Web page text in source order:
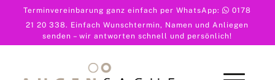
Terminvereinbarung ganz einfach per WhatsApp:
0178
21 20 338. Einfach Wunschtermin, Namen und Anliegen
senden – wir antworten schnell und persönlich!